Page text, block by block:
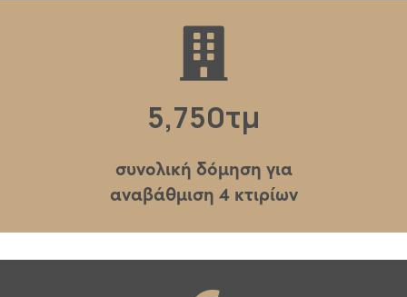
5,750τμ
συνολική δόμηση για
αναβάθμιση 4 κτιρίων